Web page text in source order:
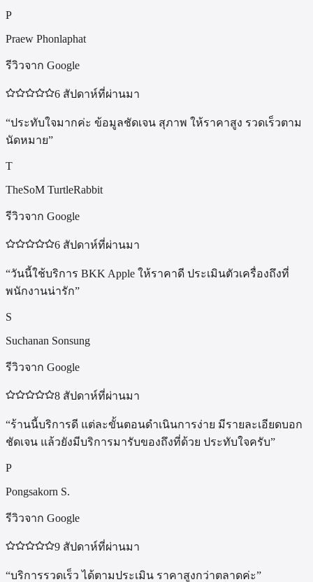
P
Praew Phonlaphat
รีวิวจาก Google
6 สัปดาห์ที่ผ่านมา
“ประทับใจมากค่ะ ข้อมูลชัดเจน สุภาพ ให้ราคาสูง รวดเร็วตาม
นัดหมาย”
T
TheSoM TurtleRabbit
รีวิวจาก Google
6 สัปดาห์ที่ผ่านมา
“วันนี้ใช้บริการ BKK Apple ให้ราคาดี ประเมินตัวเครื่องถึงที่
พนักงานน่ารัก”
S
Suchanan Sonsung
รีวิวจาก Google
8 สัปดาห์ที่ผ่านมา
“ร้านนี้บริการดี แต่ละขั้นตอนดำเนินการง่าย มีรายละเอียดบอก
ชัดเจน แล้วยังมีบริการมารับของถึงที่ด้วย ประทับใจครับ”
P
Pongsakorn S.
รีวิวจาก Google
9 สัปดาห์ที่ผ่านมา
“บริการรวดเร็ว ได้ตามประเมิน ราคาสูงกว่าตลาดค่ะ”